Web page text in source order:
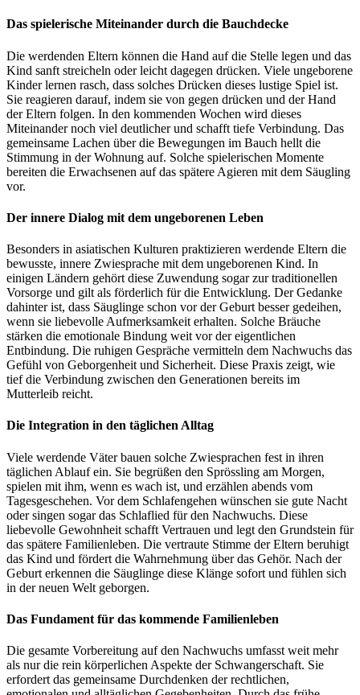
Das spielerische Miteinander durch die Bauchdecke
Die werdenden Eltern können die Hand auf die Stelle legen und das
Kind sanft streicheln oder leicht dagegen drücken. Viele ungeborene
Kinder lernen rasch, dass solches Drücken dieses lustige Spiel ist.
Sie reagieren darauf, indem sie von gegen drücken und der Hand
der Eltern folgen. In den kommenden Wochen wird dieses
Miteinander noch viel deutlicher und schafft tiefe Verbindung. Das
gemeinsame Lachen über die Bewegungen im Bauch hellt die
Stimmung in der Wohnung auf. Solche spielerischen Momente
bereiten die Erwachsenen auf das spätere Agieren mit dem Säugling
vor.
Der innere Dialog mit dem ungeborenen Leben
Besonders in asiatischen Kulturen praktizieren werdende Eltern die
bewusste, innere Zwiesprache mit dem ungeborenen Kind. In
einigen Ländern gehört diese Zuwendung sogar zur traditionellen
Vorsorge und gilt als förderlich für die Entwicklung. Der Gedanke
dahinter ist, dass Säuglinge schon vor der Geburt besser gedeihen,
wenn sie liebevolle Aufmerksamkeit erhalten. Solche Bräuche
stärken die emotionale Bindung weit vor der eigentlichen
Entbindung. Die ruhigen Gespräche vermitteln dem Nachwuchs das
Gefühl von Geborgenheit und Sicherheit. Diese Praxis zeigt, wie
tief die Verbindung zwischen den Generationen bereits im
Mutterleib reicht.
Die Integration in den täglichen Alltag
Viele werdende Väter bauen solche Zwiesprachen fest in ihren
täglichen Ablauf ein. Sie begrüßen den Sprössling am Morgen,
spielen mit ihm, wenn es wach ist, und erzählen abends vom
Tagesgeschehen. Vor dem Schlafengehen wünschen sie gute Nacht
oder singen sogar das Schlaflied für den Nachwuchs. Diese
liebevolle Gewohnheit schafft Vertrauen und legt den Grundstein für
das spätere Familienleben. Die vertraute Stimme der Eltern beruhigt
das Kind und fördert die Wahrnehmung über das Gehör. Nach der
Geburt erkennen die Säuglinge diese Klänge sofort und fühlen sich
in der neuen Welt geborgen.
Das Fundament für das kommende Familienleben
Die gesamte Vorbereitung auf den Nachwuchs umfasst weit mehr
als nur die rein körperlichen Aspekte der Schwangerschaft. Sie
erfordert das gemeinsame Durchdenken der rechtlichen,